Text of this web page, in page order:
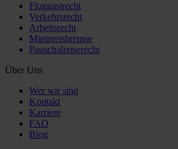
Fluggastrecht
Verkehrsrecht
Arbeitsrecht
Mietpreisbremse
Pauschalreiserecht
Über Uns
Wer wir sind
Kontakt
Karriere
FAQ
Blog